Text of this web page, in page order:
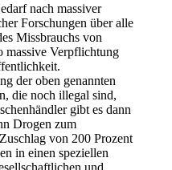
nach massiver
Forschungen über alle
Missbrauchs von
massive Verpflichtung
der oben genannten
die noch illegal sind,
gibt es dann
Drogen zum
von 200 Prozent
in einen speziellen
und